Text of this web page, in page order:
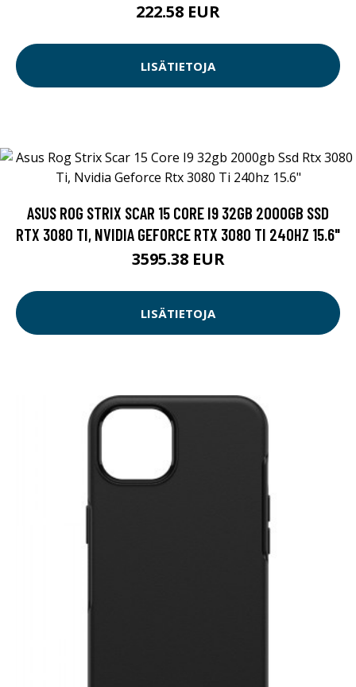
222.58 EUR
LISÄTIETOJA
ASUS ROG STRIX SCAR 15 CORE I9 32GB 2000GB SSD
RTX 3080 TI, NVIDIA GEFORCE RTX 3080 TI 240HZ 15.6"
3595.38 EUR
LISÄTIETOJA